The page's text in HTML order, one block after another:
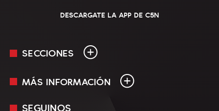
DESCARGATE LA APP DE C5N
SECCIONES
En Vivo
MÁS INFORMACIÓN
SEGUINOS